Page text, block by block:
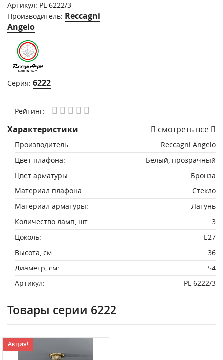
Артикул: PL 6222/3
Производитель: Reccagni
Angelo
Серия: 6222
Рейтинг:
Характеристики смотреть все
Производитель:
Reccagni Angelo
Цвет плафона:
Белый, прозрачный
Цвет арматуры:
Бронза
Материал плафона:
Стекло
Материал арматуры:
Латунь
Количество ламп, шт.:
3
Цоколь:
E27
Высота, см:
36
Диаметр, см:
54
Артикул:
PL 6222/3
Товары серии 6222
Акция!